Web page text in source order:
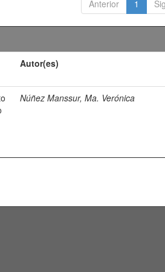
Anterior 1
Autor(es)
Núñez Manssur, Ma. Verónica